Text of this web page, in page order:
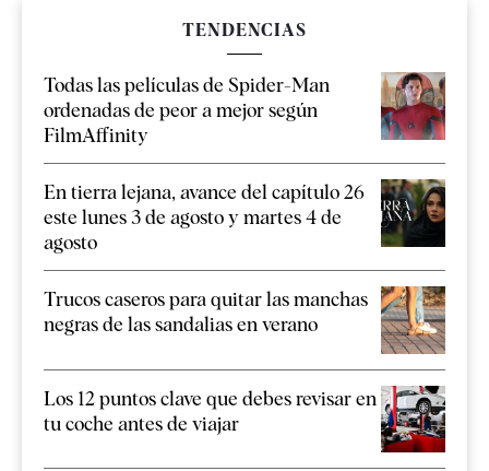
TENDENCIAS
Todas las películas de Spider-Man
ordenadas de peor a mejor según
FilmAffinity
En tierra lejana, avance del capítulo 26
este lunes 3 de agosto y martes 4 de
agosto
Trucos caseros para quitar las manchas
negras de las sandalias en verano
Los 12 puntos clave que debes revisar en
tu coche antes de viajar